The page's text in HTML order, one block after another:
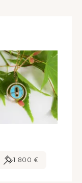
1 800 €